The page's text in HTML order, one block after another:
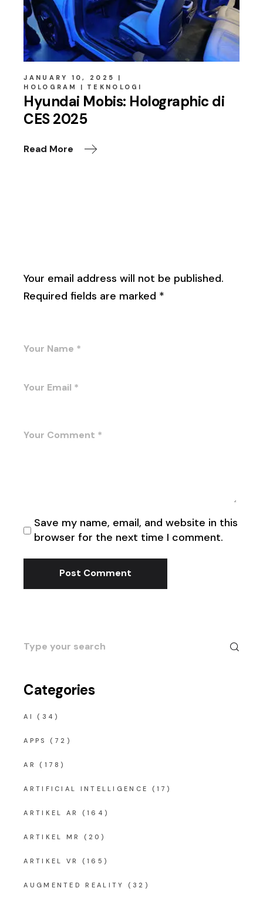
JANUARY 10, 2025
HOLOGRAM
TEKNOLOGI
Hyundai Mobis: Holographic di
CES 2025
Read More
Your email address will not be published.
Required fields are marked *
Save my name, email, and website in this
browser for the next time I comment.
Post Comment
Search
for:
Categories
AI (34)
APPS (72)
AR (178)
ARTIFICIAL INTELLIGENCE (17)
ARTIKEL AR (164)
ARTIKEL MR (20)
ARTIKEL VR (165)
AUGMENTED REALITY (32)